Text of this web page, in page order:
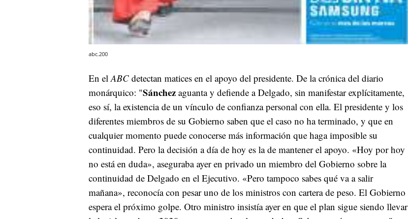
abc.200
En elABC detectan matices en el apoyo del presidente. De la crónica del diario
monárquico: "Sánchez aguanta y defiende a Delgado, sin manifestar explícitamente,
eso sí, la existencia de un vínculo de confianza personal con ella. El presidente y los
diferentes miembros de su Gobierno saben que el caso no ha terminado, y que en
cualquier momento puede conocerse más información que haga imposible su
continuidad. Pero la decisión a día de hoy es la de mantener el apoyo. «Hoy por hoy
no está en duda», aseguraba ayer en privado un miembro del Gobierno sobre la
continuidad de Delgado en el Ejecutivo. «Pero tampoco sabes qué va a salir
mañana», reconocía con pesar uno de los ministros con cartera de peso. El Gobierno
espera el próximo golpe. Otro ministro insistía ayer en que el plan sigue siendo llevar